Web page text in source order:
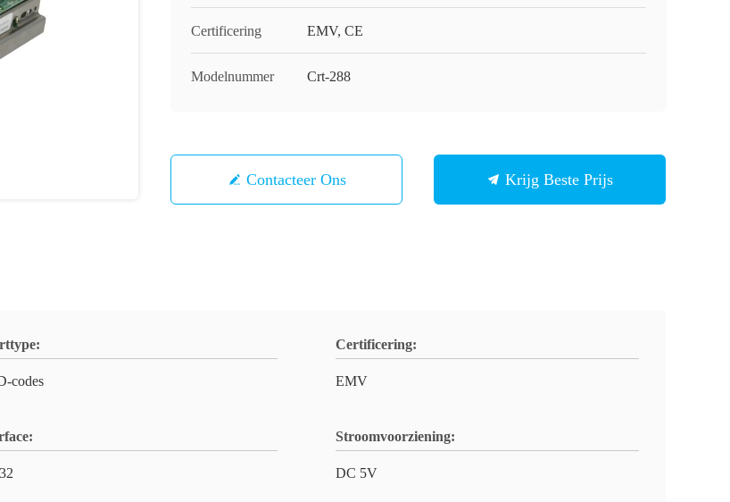
Certificering EMV, CE
Modelnummer Crt-288
Contacteer Ons Krijg Beste Prijs
codes
Certificering:
EMV
Stroomvoorziening:
DC 5V